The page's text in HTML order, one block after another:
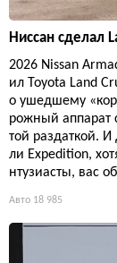
Ниссан сделал
2026 Nissan
ил Toyota Land
о ушедшему
рожный аппарат
той раздаткой.
ли Expedition,
нтузиасты, вас
Авто 18 985